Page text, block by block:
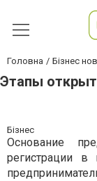
Головна Бізнес
Этапы
Бізнес
Основание
регистрации